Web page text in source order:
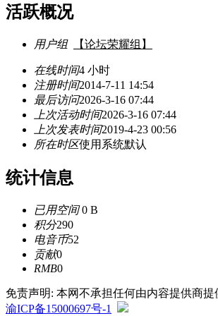
活跃概况
用户组 【论坛荣耀组】
在线时间4 小时
注册时间2014-7-11 14:54
最后访问2026-3-16 07:44
上次活动时间2026-3-16 07:44
上次发表时间2019-4-23 00:56
所在时区使用系统默认
统计信息
已用空间0 B
积分290
电音币52
贡献0
RMB0
免责声明: 本网不承担任何由内容提供商提
渝ICP备15000697号-1